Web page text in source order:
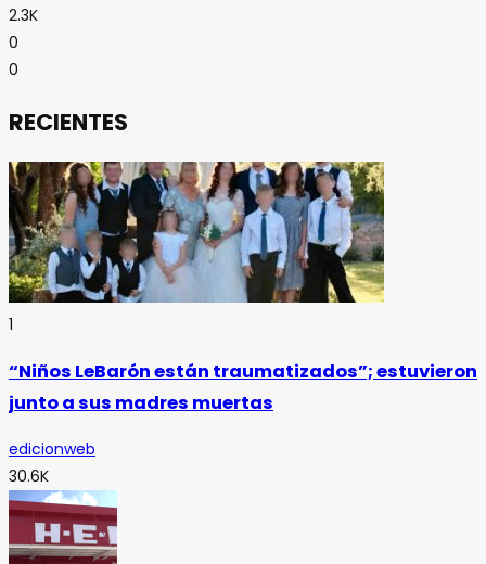
2.3K
0
0
RECIENTES
1
“Niños LeBarón están traumatizados”; estuvieron
junto a sus madres muertas
edicionweb
30.6K